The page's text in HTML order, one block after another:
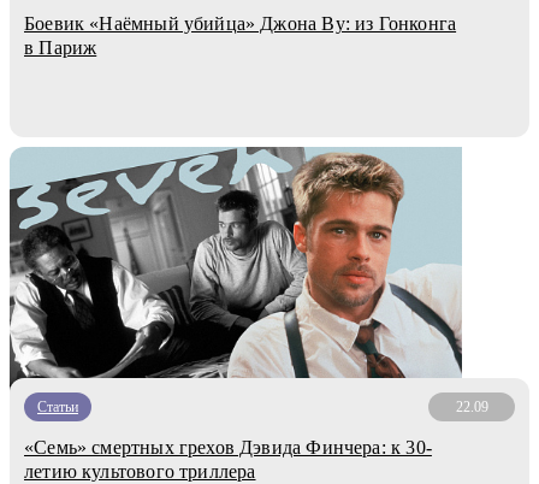
Боевик «Наёмный убийца» Джона Ву: из Гонконга
в Париж
Статьи 22.09
«Семь» смертных грехов Дэвида Финчера: к 30-
летию культового триллера